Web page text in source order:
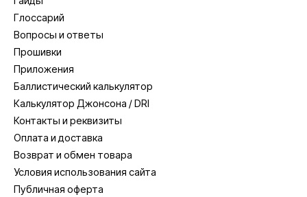
Глоссарий
Вопросы и ответы
Прошивки
Приложения
Баллистический калькулятор
Калькулятор Джонсона / DRI
Контакты и реквизиты
Оплата и доставка
Возврат и обмен товара
Условия использования сайта
Публичная оферта